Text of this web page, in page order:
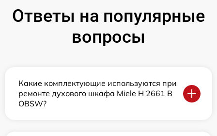
Ответы на популярные
вопросы
Какие комплектующие используются при
ремонте духового шкафа Miele H 2661 B
OBSW?